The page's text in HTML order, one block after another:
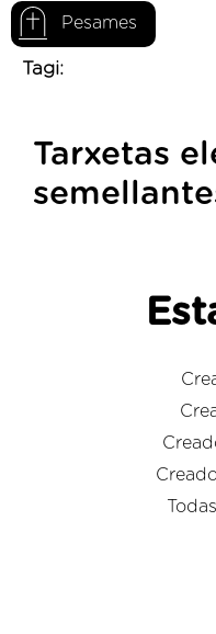
Pesames
Tagi:
Tarxetas